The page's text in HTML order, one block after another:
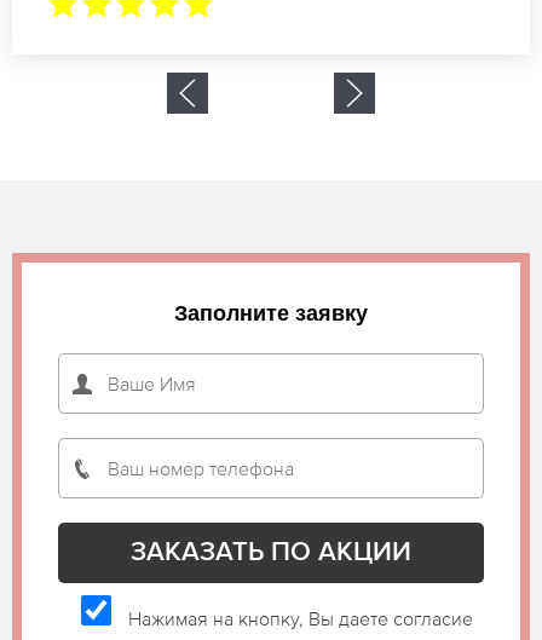
Заполните заявку
Нажимая на кнопку, Вы даете согласие